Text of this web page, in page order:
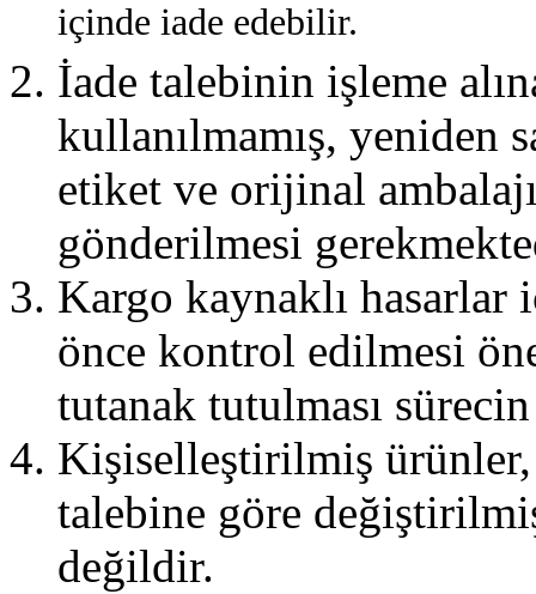
içinde iade edebilir.
İade talebinin işleme
kullanılmamış, yeniden
etiket ve orijinal
gönderilmesi
Kargo kaynaklı hasarlar
önce kontrol edilmesi
tutanak tutulması sürecin
Kişiselleştirilmiş
talebine göre
değildir.